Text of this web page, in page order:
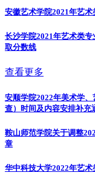
安徽艺术学院2021年艺
长沙学院2021年艺术类专
取分数线
查看更多
安顺学院2022年美术学
查）时间及内容安排补充
鞍山师范学院关于调整
章
华中科技大学2022年艺